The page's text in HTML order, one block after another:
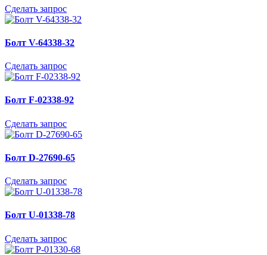
Сделать запрос
Болт V-64338-32
Сделать запрос
Болт F-02338-92
Сделать запрос
Болт D-27690-65
Сделать запрос
Болт U-01338-78
Сделать запрос